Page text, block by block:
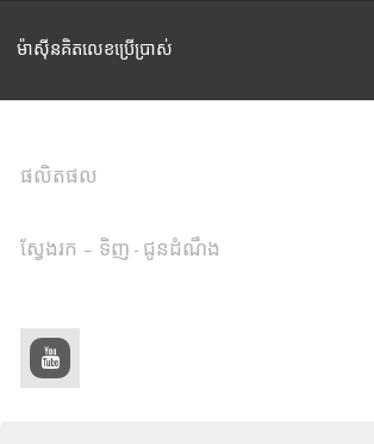
ម៉ាស៊ីនគិតលេខប្រើប្រាស់
ផលិតផល
ស្វែងរក – ទិញ - ជូនដំណឹង